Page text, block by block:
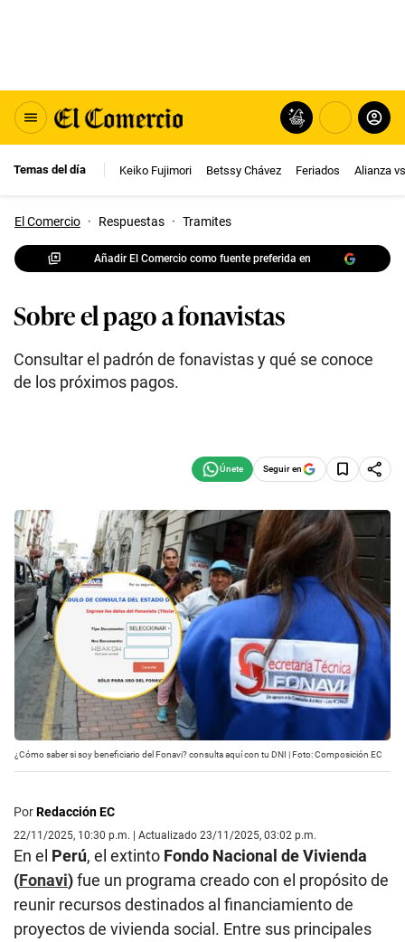
Temas del día Keiko Fujimori Betssy Chávez Feriados Alianza
El Comercio · Respuestas · Tramites
Añadir El Comercio como fuente preferida en
Sobre el pago a fonavistas
Consultar el padrón de fonavistas y qué se conoce
de los próximos pagos.
Seguir en
¿Cómo saber si soy beneficiario del Fonavi? consulta aquí con tu DNI | Foto: Composición EC
PorRedacción EC
22/11/2025, 10:30 p.m. | Actualizado 23/11/2025, 03:02 p.m.
En el Perú, el extinto Fondo Nacional de Vivienda
(Fonavi)fue un programa creado con el propósito de
reunir recursos destinados al financiamiento de
proyectos de vivienda social. Entre sus principales